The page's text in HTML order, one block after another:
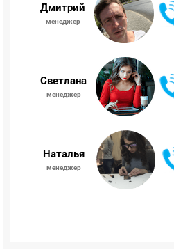
Дмитрий
менеджер
Светлана
менеджер
Наталья
менеджер